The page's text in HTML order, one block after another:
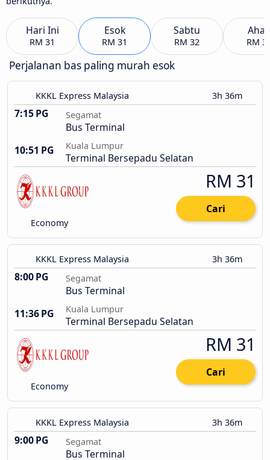
Hari Ini
RM 31
Esok
RM 31
Sabtu
RM 32 RM
Perjalanan bas paling murah esok
KKKL Express Malaysia 3h 36m
7:15 PG Segamat
Bus Terminal
10:51 PG
Kuala Lumpur
Terminal Bersepadu Selatan
Economy
RM 31
Cari
KKKL Express Malaysia 3h 36m
8:00 PG Segamat
Bus Terminal
11:36 PG
Kuala Lumpur
Terminal Bersepadu Selatan
Economy
RM 31
Cari
KKKL Express Malaysia 3h 36m
9:00 PG Segamat
Bus Terminal